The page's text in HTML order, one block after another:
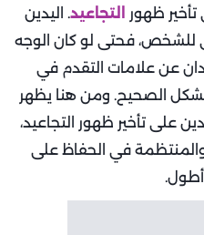
تأخير ظهور التجاعيد. اليدين
للشخص، فحتى لو كان الوجه
عن علامات التقدم في
الصحيح. ومن هنا يظهر
على تأخير ظهور التجاعيد،
في الحفاظ على
أطول.